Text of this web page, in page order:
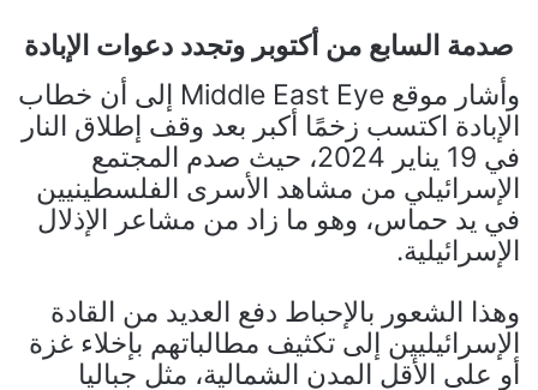
صدمة السابع من أكتوبر وتجدد دعوات الإبادة
وأشار موقع Middle East Eye إلى أن خطاب
الإبادة اكتسب زخمًا أكبر بعد وقف إطلاق النار
في 19 يناير 2024، حيث صدم المجتمع
الإسرائيلي من مشاهد الأسرى الفلسطينيين
في يد حماس، وهو ما زاد من مشاعر الإذلال
الإسرائيلية.
وهذا الشعور بالإحباط دفع العديد من القادة
الإسرائيليين إلى تكثيف مطالباتهم بإخلاء غزة
أو على الأقل المدن الشمالية، مثل جباليا